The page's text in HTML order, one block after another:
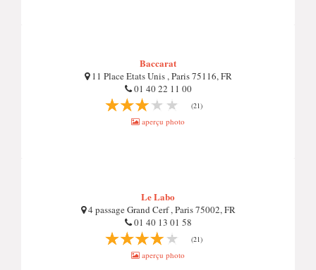
Baccarat
11 Place Etats Unis , Paris 75116, FR
01 40 22 11 00
(21)
aperçu photo
Le Labo
4 passage Grand Cerf , Paris 75002, FR
01 40 13 01 58
(21)
aperçu photo